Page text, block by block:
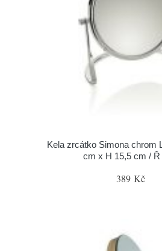
Kela zrcátko Simona chrom
cm x H 15,5 cm / Ř
389 Kč